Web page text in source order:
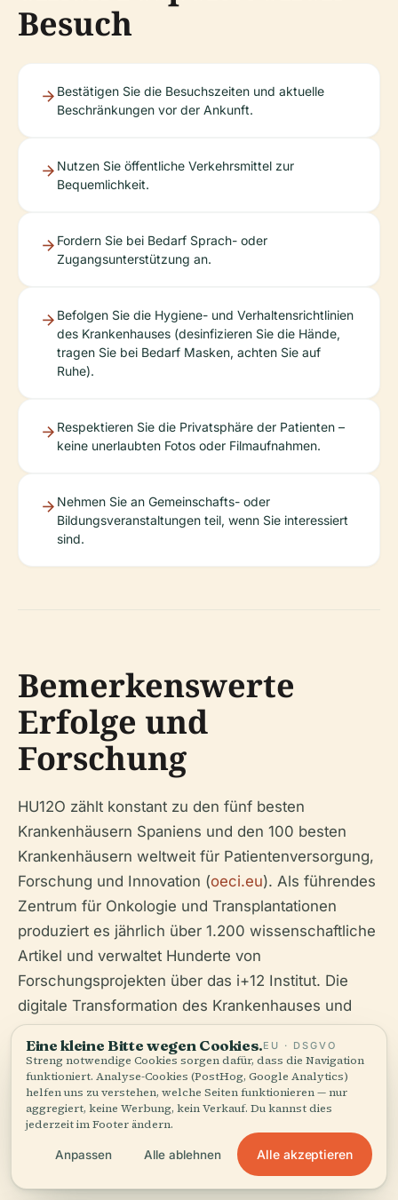
Besuch
Bestätigen Sie die Besuchszeiten und aktuelle
Beschränkungen vor der Ankunft.
Nutzen Sie öffentliche Verkehrsmittel zur
Bequemlichkeit.
Fordern Sie bei Bedarf Sprach- oder
Zugangsunterstützung an.
Befolgen Sie die Hygiene- und Verhaltensrichtlinien
des Krankenhauses (desinfizieren Sie die Hände,
tragen Sie bei Bedarf Masken, achten Sie auf
Ruhe).
Respektieren Sie die Privatsphäre der Patienten –
keine unerlaubten Fotos oder Filmaufnahmen.
Nehmen Sie an Gemeinschafts- oder
Bildungsveranstaltungen teil, wenn Sie interessiert
sind.
Bemerkenswerte
Erfolge und
Forschung
HU12O zählt konstant zu den fünf besten
Krankenhäusern Spaniens und den 100 besten
Krankenhäusern weltweit für Patientenversorgung,
Forschung und Innovation (oeci.eu). Als führendes
Zentrum für Onkologie und Transplantationen
produziert es jährlich über 1.200 wissenschaftliche
Artikel und verwaltet Hunderte von
Forschungsprojekten über das i+12 Institut. Die
digitale Transformation des Krankenhauses und
sein Engagement für die öffentliche Gesundheit
machen es zu einem nationalen Maßstab
jaspers.eib.org).
Eine kleine Bitte wegen Cookies.EU · DSGVO
Streng notwendige Cookies sorgen dafür, dass die Navigation
funktioniert. Analyse-Cookies (PostHog, Google Analytics)
helfen uns zu verstehen, welche Seiten funktionieren — nur
aggregiert, keine Werbung, kein Verkauf. Du kannst dies
jederzeit im Footer ändern.
Anpassen Alle ablehnen Alle akzeptieren